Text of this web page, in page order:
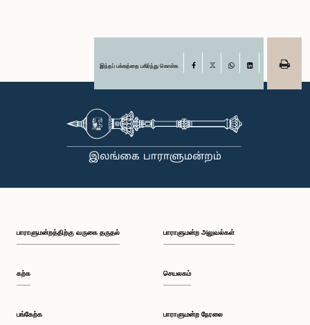
இந்தப் பக்கத்தை பகிர்ந்து கொள்க Facebook
பாராளுமன்றத்திற்கு வருகை தருதல்
கற்க
பங்கேற்க
பாராளுமன்ற அலுவல்கள்
செயலகம்
பாராளுமன்ற நேரலை